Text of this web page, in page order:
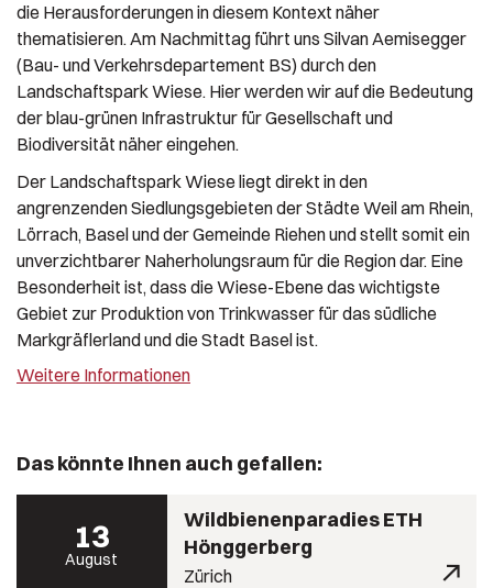
die Herausforderungen in diesem Kontext näher
thematisieren. Am Nachmittag führt uns Silvan Aemisegger
(Bau- und Verkehrsdepartement BS) durch den
Landschaftspark Wiese. Hier werden wir auf die Bedeutung
der blau-grünen Infrastruktur für Gesellschaft und
Biodiversität näher eingehen.
Der Landschaftspark Wiese liegt direkt in den
angrenzenden Siedlungsgebieten der Städte Weil am Rhein,
Lörrach, Basel und der Gemeinde Riehen und stellt somit ein
unverzichtbarer Naherholungsraum für die Region dar. Eine
Besonderheit ist, dass die Wiese-Ebene das wichtigste
Gebiet zur Produktion von Trinkwasser für das südliche
Markgräflerland und die Stadt Basel ist.
Weitere Informationen
Das könnte Ihnen auch gefallen:
13
August
Wildbienenparadies ETH
Hönggerberg
Zürich